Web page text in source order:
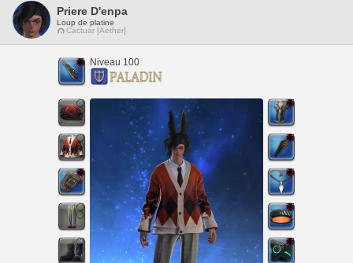
Priere D'enpa
Loup de platine
Cactuar [Aether]
Niveau 100